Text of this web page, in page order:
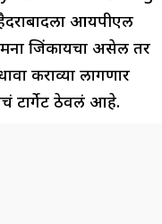
आयपीएल
जिंकायचा असेल तर
कराव्या लागणार
टार्गेट ठेवलं आहे.